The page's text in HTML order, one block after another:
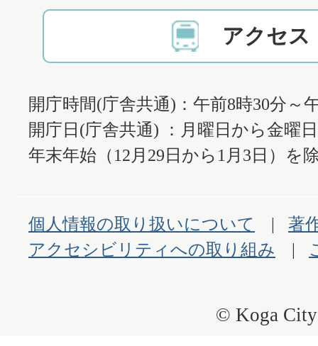
アクセス
開庁時間(庁舎共通)：午前8時30分～
開庁日(庁舎共通) ：月曜日から金曜
年末年始（12月29日から1月3日）を
個人情報の取り扱いについて
著
アクセシビリティへの取り組み
© Koga City